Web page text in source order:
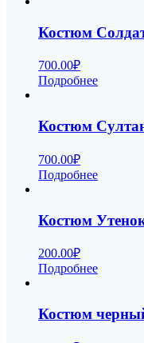
Костюм
700.00₽
Подробнее
Костюм
700.00₽
Подробнее
Костюм
200.00₽
Подробнее
Костюм